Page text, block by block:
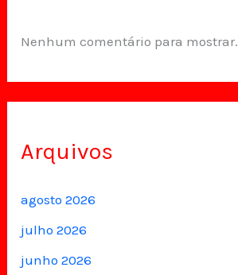
Nenhum comentário para mostrar.
Arquivos
agosto 2026
julho 2026
junho 2026